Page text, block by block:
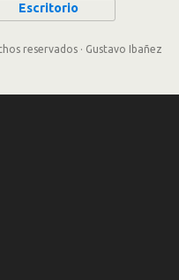
Escritorio
reservados · Gustavo Ibañez